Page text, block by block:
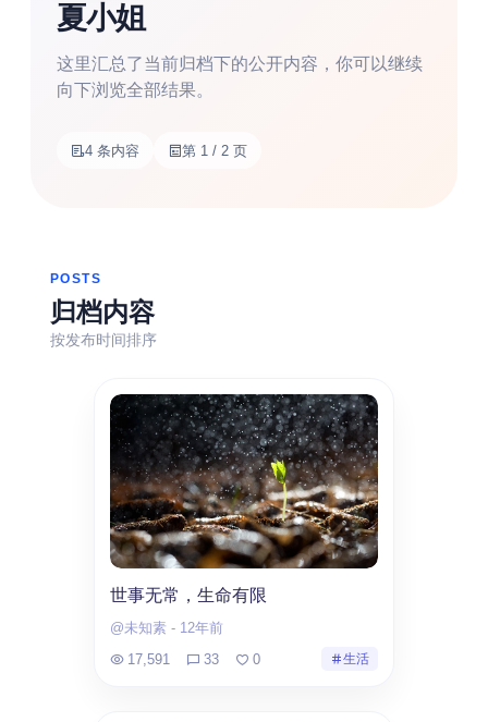
生活 音乐
摄影
夏小姐
这里汇总了当前归档下的公开内容，你可以继续
向下浏览全部结果。
4 条内容 第 1 / 2 页
POSTS
归档内容
按发布时间排序
世事无常，生命有限
@未知素 - 12年前
17,591
33 0 生活